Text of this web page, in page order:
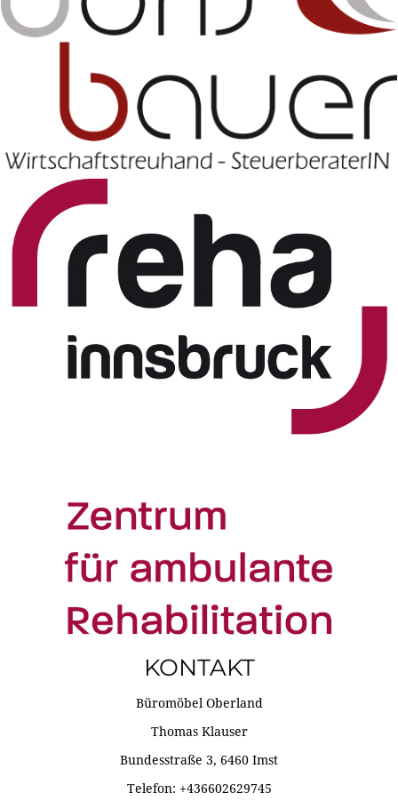
KONTAKT
Büromöbel Oberland
Thomas Klauser
Bundesstraße 3, 6460 Imst
Telefon: +436602629745